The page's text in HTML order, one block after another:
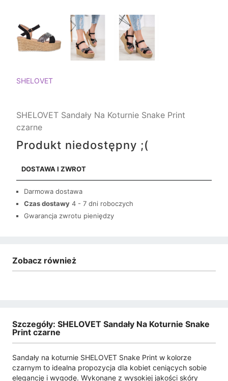
SHELOVET
SHELOVET Sandały Na Koturnie Snake Print
czarne
Produkt niedostępny ;(
DOSTAWA I ZWROT
Darmowa dostawa
Czas dostawy 4 - 7 dni roboczych
Gwarancja zwrotu pieniędzy
Zobacz również
Szczegóły: SHELOVET Sandały Na Koturnie Snake
Print czarne
Sandały na koturnie SHELOVET Snake Print w kolorze
czarnym to idealna propozycja dla kobiet ceniących sobie
elegancję i wygodę. Wykonane z wysokiej jakości skóry